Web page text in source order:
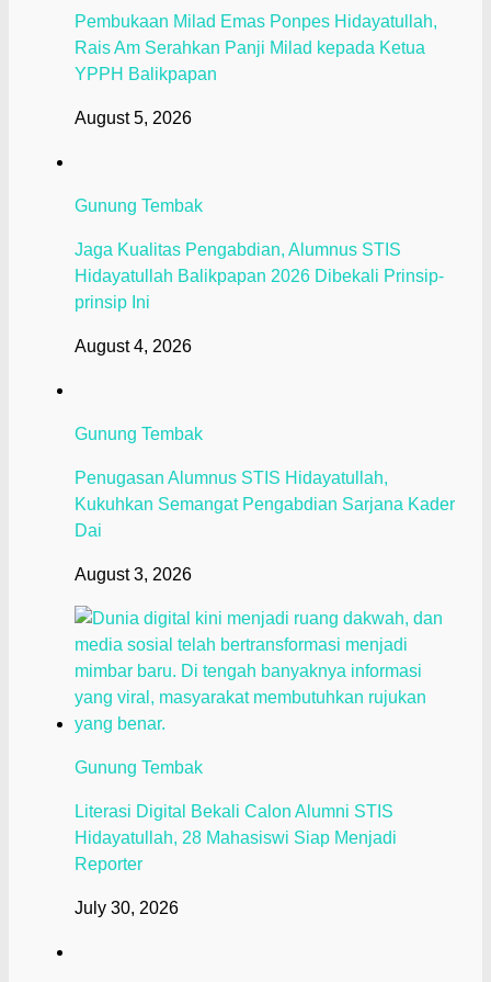
Pembukaan Milad Emas Ponpes Hidayatullah,
Rais Am Serahkan Panji Milad kepada Ketua
YPPH Balikpapan
August 5, 2026
Gunung Tembak
Jaga Kualitas Pengabdian, Alumnus STIS
Hidayatullah Balikpapan 2026 Dibekali Prinsip-
prinsip Ini
August 4, 2026
Gunung Tembak
Penugasan Alumnus STIS Hidayatullah,
Kukuhkan Semangat Pengabdian Sarjana Kader
Dai
August 3, 2026
Gunung Tembak
Literasi Digital Bekali Calon Alumni STIS
Hidayatullah, 28 Mahasiswi Siap Menjadi
Reporter
July 30, 2026